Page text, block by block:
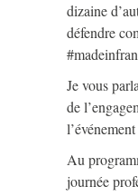
dizaine
défendre
Je vous
de
Au
journée